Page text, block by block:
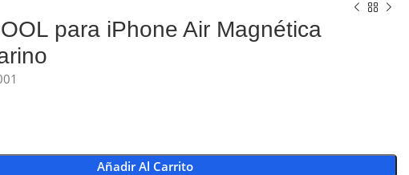
para iPhone Air Magnética
Añadir Al Carrito